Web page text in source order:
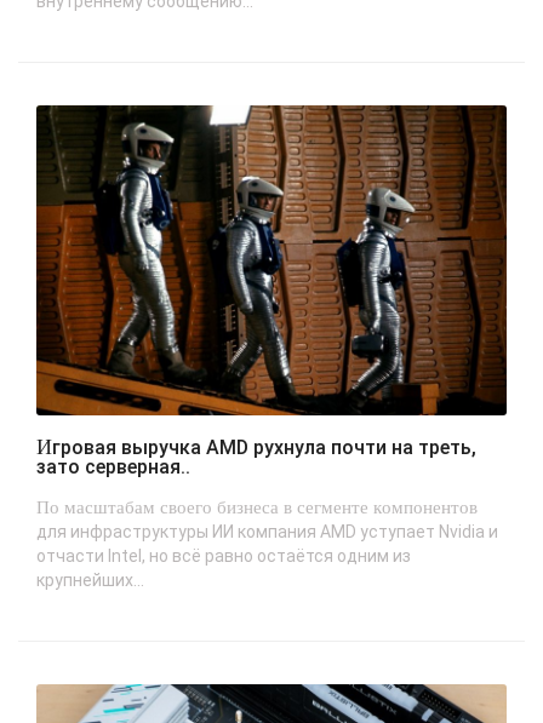
Игровая выручка AMD рухнула почти на треть,
зато серверная..
По масштабам своего бизнеса в сегменте компонентов
для инфраструктуры ИИ компания AMD уступает Nvidia и
отчасти Intel, но всё равно остаётся одним из
крупнейших...